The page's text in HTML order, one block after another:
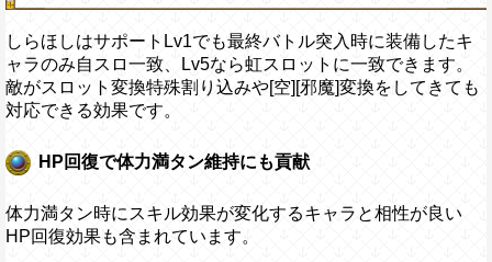
しらほしはサポートLv1でも最終バトル突入時に装備したキ
ャラのみ自スロ一致、Lv5なら虹スロットに一致できます。
敵がスロット変換特殊割り込みや[空][邪魔]変換をしてきても
対応できる効果です。
HP回復で体力満タン維持にも貢献
体力満タン時にスキル効果が変化するキャラと相性が良い
HP回復効果も含まれています。